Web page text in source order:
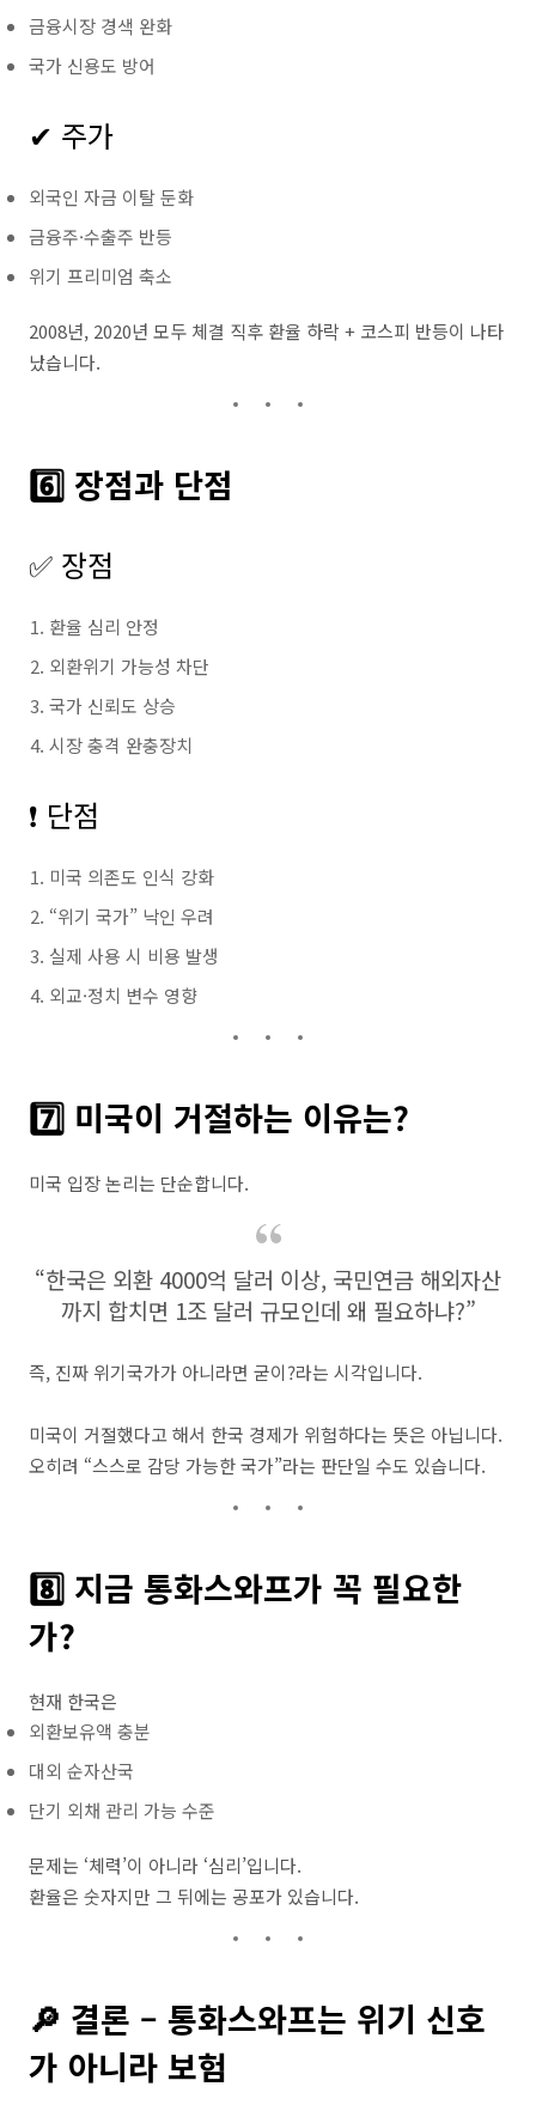
금융시장 경색 완화
국가 신용도 방어
✔ 주가
외국인 자금 이탈 둔화
금융주·수출주 반등
위기 프리미엄 축소
2008년, 2020년 모두 체결 직후 환율 하락 + 코스피 반등이 나타
났습니다.
6️⃣ 장점과 단점
✅ 장점
환율 심리 안정
외환위기 가능성 차단
국가 신뢰도 상승
시장 충격 완충장치
❗ 단점
미국 의존도 인식 강화
“위기 국가” 낙인 우려
실제 사용 시 비용 발생
외교·정치 변수 영향
7️⃣ 미국이 거절하는 이유는?
미국 입장 논리는 단순합니다.
“한국은 외환 4000억 달러 이상, 국민연금 해외자산
까지 합치면 1조 달러 규모인데 왜 필요하냐?”
즉, 진짜 위기국가가 아니라면 굳이?라는 시각입니다.
미국이 거절했다고 해서 한국 경제가 위험하다는 뜻은 아닙니다.
오히려 “스스로 감당 가능한 국가”라는 판단일 수도 있습니다.
8️⃣ 지금 통화스와프가 꼭 필요한
가?
현재 한국은
외환보유액 충분
대외 순자산국
단기 외채 관리 가능 수준
문제는 ‘체력’이 아니라 ‘심리’입니다.
환율은 숫자지만 그 뒤에는 공포가 있습니다.
🔎 결론 – 통화스와프는 위기 신호
가 아니라 보험